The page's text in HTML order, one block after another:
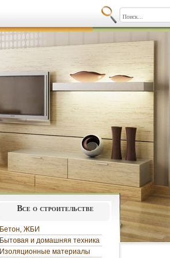
Все о строительстве
Бетон, ЖБИ
Бытовая и домашняя техника
Изоляционные материалы